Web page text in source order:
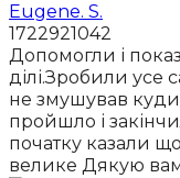
Eugene. S.
1722921042
Допомогли і
ділі.Зробили усе
не змушував
пройшло і
початку казали
велике Дякую